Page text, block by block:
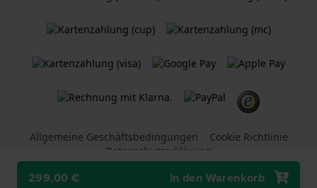
299,00 € In den Warenkorb
Allgemeine Geschäftsbedingungen
Cookie Richtlinie
Datenschutzerklärung
EinHolland Watch Group B.V. Webshop